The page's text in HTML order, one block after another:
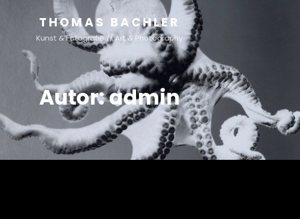
THOMAS BACHLER
Kunst & Fotografie // Art & Photography
Autor:admin